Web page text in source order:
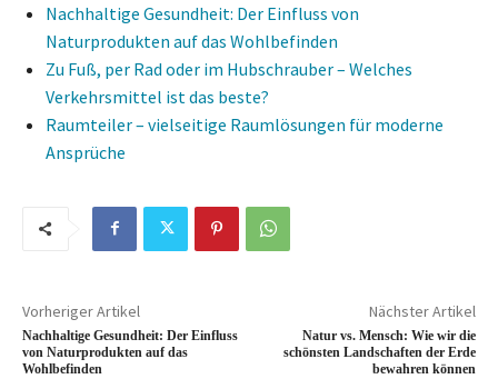
Nachhaltige Gesundheit: Der Einfluss von
Naturprodukten auf das Wohlbefinden
Zu Fuß, per Rad oder im Hubschrauber – Welches
Verkehrsmittel ist das beste?
Raumteiler – vielseitige Raumlösungen für moderne
Ansprüche
Vorheriger Artikel
Nachhaltige Gesundheit: Der Einfluss
von Naturprodukten auf das
Wohlbefinden
Nächster Artikel
Natur vs. Mensch: Wie wir die
schönsten Landschaften der Erde
bewahren können